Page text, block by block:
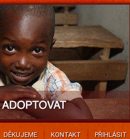
DĚKUJEME KONTAKT PŘIHLÁSIT